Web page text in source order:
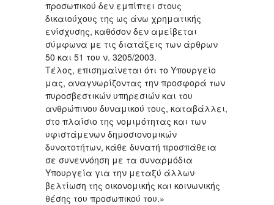
προσωπικού δεν εμπίπτει στους
δικαιούχους της ως άνω χρηματικής
ενίσχυσης, καθόσον δεν αμείβεται
σύμφωνα με τις διατάξεις των άρθρων
50 και 51 του ν. 3205/2003.
Τέλος, επισημαίνεται ότι το Υπουργείο
μας, αναγνωρίζοντας την προσφορά των
πυροσβεστικών υπηρεσιών και του
ανθρώπινου δυναμικού τους, καταβάλλει,
στο πλαίσιο της νομιμότητας και των
υφιστάμενων δημοσιονομικών
δυνατοτήτων, κάθε δυνατή προσπάθεια
σε συνεννόηση με τα συναρμόδια
Υπουργεία για την μεταξύ άλλων
βελτίωση της οικονομικής και κοινωνικής
θέσης του προσωπικού του.»